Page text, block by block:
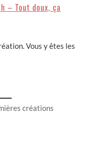
– Tout doux, ça
Vous y êtes les
créations